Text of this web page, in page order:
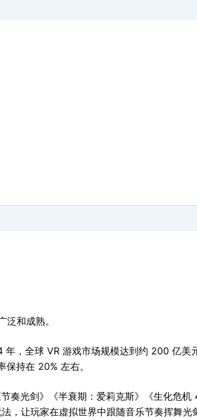
和成熟。
年，全球 VR 游戏市场规模达到约 200 亿美
持在 20% 左右。
奏光剑》《半衰期：爱莉克斯》《生化危机
，让玩家在虚拟世界中跟随音乐节奏挥舞光